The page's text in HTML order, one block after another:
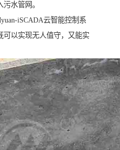
水管网。
iSCADA云智能控制系
可以实现无人值守，又能实